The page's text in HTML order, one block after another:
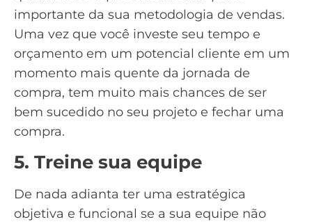
importante da sua metodologia de vendas.
Uma vez que você investe seu tempo e
orçamento em um potencial cliente em um
momento mais quente da jornada de
compra, tem muito mais chances de ser
bem sucedido no seu projeto e fechar uma
compra.
5. Treine sua equipe
De nada adianta ter uma estratégica
objetiva e funcional se a sua equipe não